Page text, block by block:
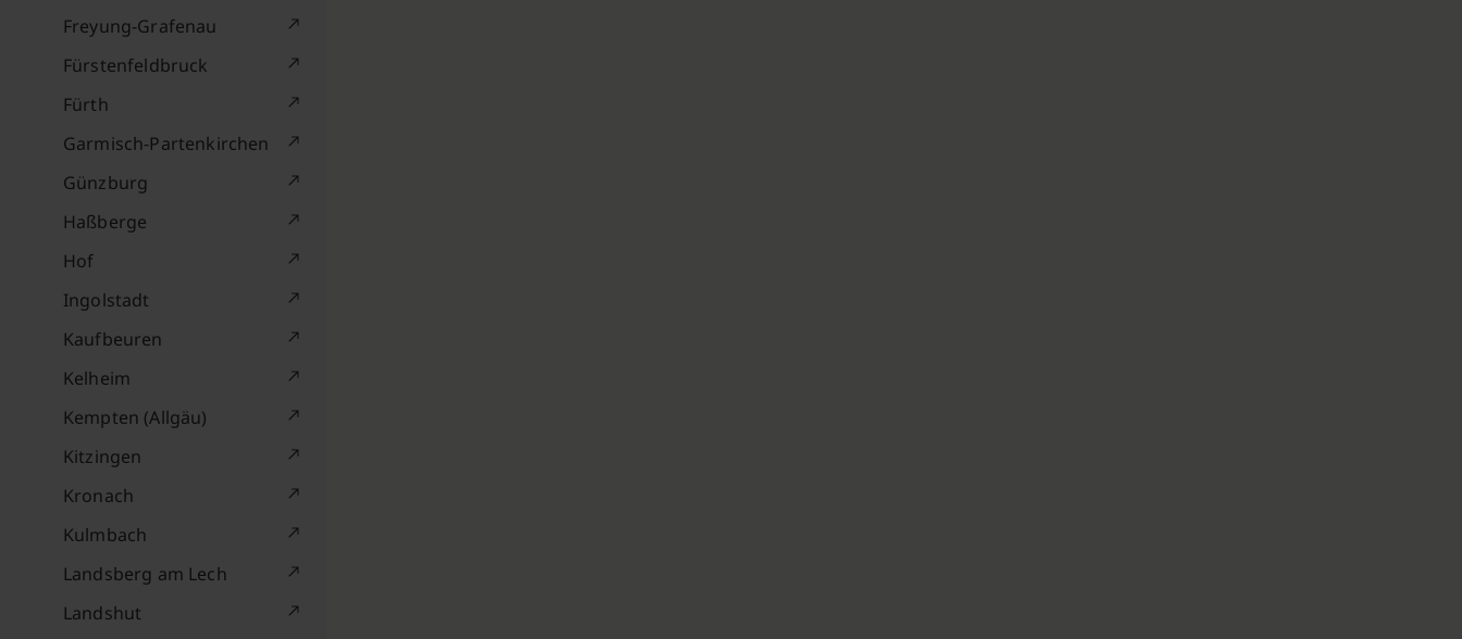
Freyung-Grafenau
Fürstenfeldbruck
Fürth
Garmisch-Partenkirchen
Günzburg
Haßberge
Hof
Ingolstadt
Kaufbeuren
Kelheim
Kempten (Allgäu)
Kitzingen
Kronach
Kulmbach
Landsberg am Lech
Landshut